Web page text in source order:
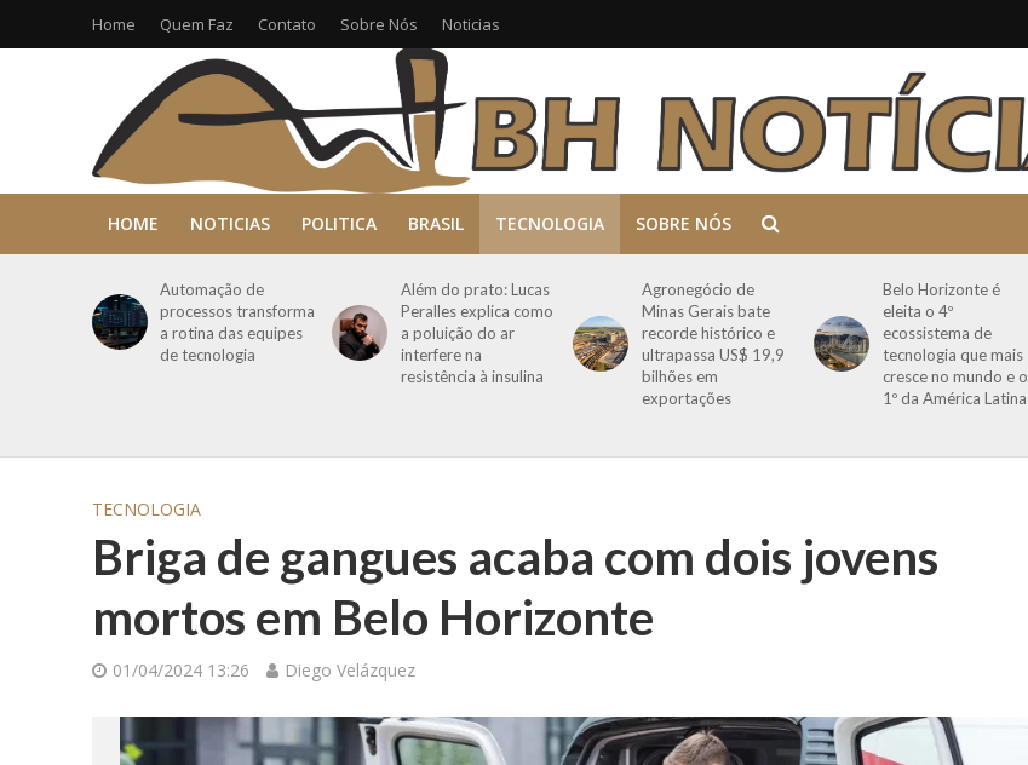
Home Quem Faz Contato Sobre Nós Noticias
HOME NOTICIAS POLITICA BRASIL TECNOLOGIA SOBRE NÓS
Automação de
processos transforma
a rotina das equipes
de tecnologia
Além do prato: Lucas
Peralles explica como
a poluição do ar
interfere na
resistência à insulina
Agronegócio de
Minas Gerais bate
recorde histórico e
ultrapassa US$ 19,9
bilhões em
exportações
Belo Horizonte é
eleita o 4º
ecossistema de
tecnologia que mais
cresce no mundo e o
1º da América Latina
TECNOLOGIA
Briga de gangues acaba com dois jovens
mortos em Belo Horizonte
01/04/2024 13:26 Diego Velázquez